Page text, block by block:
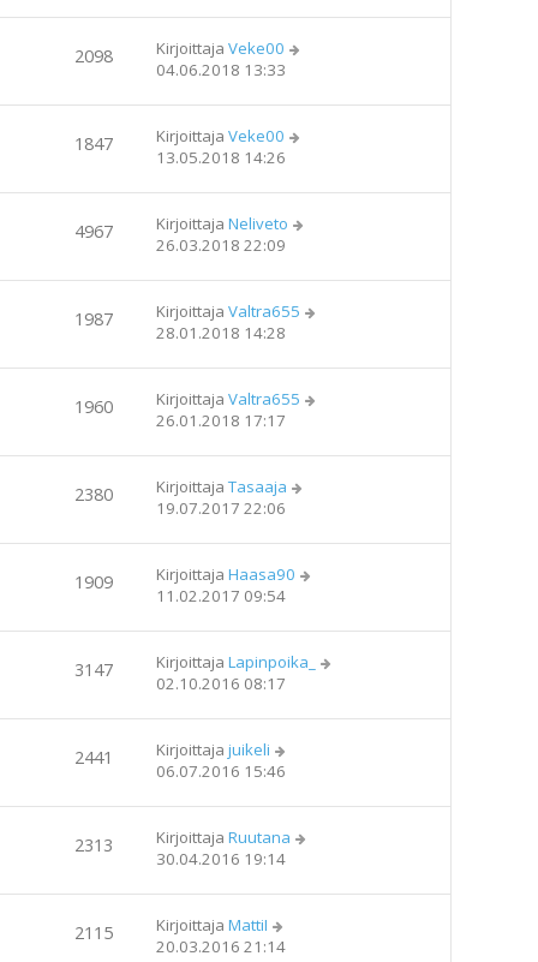
2098 Kirjoittaja Veke00
04.06.2018 13:33
1847 Kirjoittaja Veke00
13.05.2018 14:26
4967 Kirjoittaja Neliveto
26.03.2018 22:09
1987 Kirjoittaja Valtra655
28.01.2018 14:28
1960 Kirjoittaja Valtra655
26.01.2018 17:17
2380 Kirjoittaja Tasaaja
19.07.2017 22:06
1909 Kirjoittaja Haasa90
11.02.2017 09:54
3147 Kirjoittaja Lapinpoika_
02.10.2016 08:17
2441 Kirjoittaja juikeli
06.07.2016 15:46
2313 Kirjoittaja Ruutana
30.04.2016 19:14
2115 Kirjoittaja MattiI
20.03.2016 21:14